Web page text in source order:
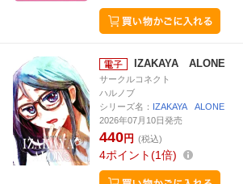
IZAKAYA ALONE
サークルコネクト
ハルノブ
シリーズ名： IZAKAYA ALONE
2026年07月10日発売
440円 (税込)
4ポイント 1倍